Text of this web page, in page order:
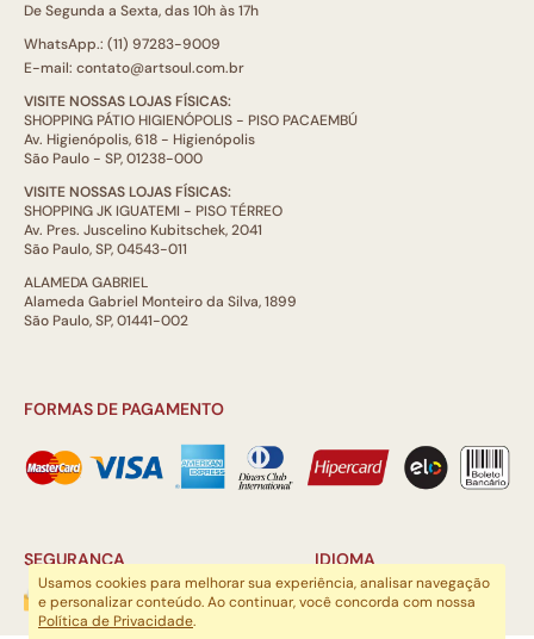
De Segunda a Sexta, das 10h às 17h
WhatsApp.: (11) 97283-9009
E-mail: contato@artsoul.com.br
VISITE NOSSAS LOJAS FÍSICAS:
SHOPPING PÁTIO HIGIENÓPOLIS - PISO PACAEMBÚ
Av. Higienópolis, 618 - Higienópolis
São Paulo - SP, 01238-000
VISITE NOSSAS LOJAS FÍSICAS:
SHOPPING JK IGUATEMI - PISO TÉRREO
Av. Pres. Juscelino Kubitschek, 2041
São Paulo, SP, 04543-011
ALAMEDA GABRIEL
Alameda Gabriel Monteiro da Silva, 1899
São Paulo, SP, 01441-002
FORMAS DE PAGAMENTO
SEGURANÇA IDIOMA
Usamos cookies para melhorar sua experiência, analisar navegação
e personalizar conteúdo. Ao continuar, você concorda com nossa
Política de Privacidade.